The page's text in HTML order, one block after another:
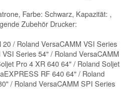
Farbe: Schwarz, Kapazität: ,
Zubehör Drucker:
/ Roland VersaCAMM VSI Series
Series 54" / Roland VersaCAMM
Pro 4 XR 640 64" / Roland Soljet
RF 640 64" / Roland
/ Roland VersaCAMM SPI Series